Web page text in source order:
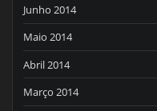
Junho 2014
Maio 2014
Abril 2014
Março 2014